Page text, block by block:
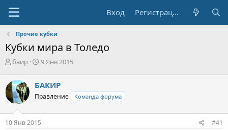
Вход Регистрация
Прочие кубки
Кубки мира в Толедо
А
т
о
р
т
е
м
баир
Д
а
н
ч
а
9 Янв 2015
БАКИР
Правление Команда форума
10 Янв 2015 #41